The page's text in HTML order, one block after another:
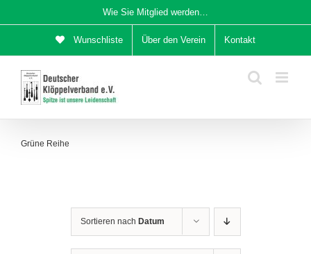
Inhalt
Wie Sie Mitglied werden…
Wunschliste Über den Verein Kontakt
Grüne Reihe
Sortieren nach Datum